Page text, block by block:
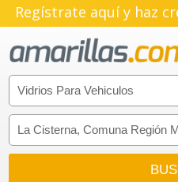
Regístrate aquí y haz